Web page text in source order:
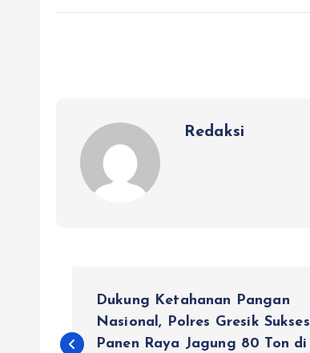
Redaksi
a
Dukung Ketahanan Pangan
Nasional, Polres Gresik Sukses
Panen Raya Jagung 80 Ton di